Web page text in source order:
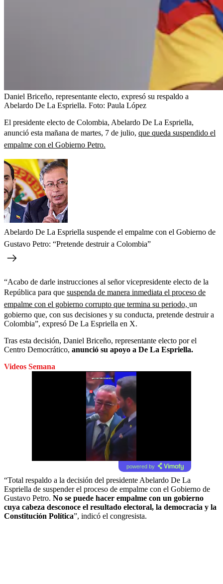
Daniel Briceño, representante electo, expresó su respaldo a
Abelardo De La Espriella. Foto: Paula López
El presidente electo de Colombia, Abelardo De La Espriella,
anunció esta mañana de martes, 7 de julio, que queda suspendido el
empalme con el Gobierno Petro.
Abelardo De La Espriella suspende el empalme con el Gobierno de
Gustavo Petro: “Pretende destruir a Colombia”
“Acabo de darle instrucciones al señor vicepresidente electo de la
República para que suspenda de manera inmediata el proceso de
empalme con el gobierno corrupto que termina su periodo, un
gobierno que, con sus decisiones y su conducta, pretende destruir a
Colombia”, expresó De La Espriella en X.
Tras esta decisión, Daniel Briceño, representante electo por el
Centro Democrático, anunció su apoyo a De La Espriella.
Videos Semana
powered by
“Total respaldo a la decisión del presidente Abelardo De La
Espriella de suspender el proceso de empalme con el Gobierno de
Gustavo Petro. No se puede hacer empalme con un gobierno
cuya cabeza desconoce el resultado electoral, la democracia y la
Constitución Política”, indicó el congresista.